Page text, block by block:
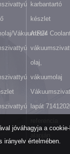
Vákuumzsír
karbantartó
készlet
AIR24
olaj,
vákuumolaj
lapát
jóváhagyja a
irányelv értelmében.